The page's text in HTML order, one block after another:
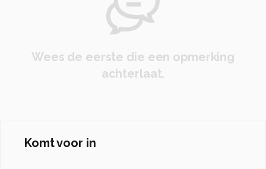
Wees de eerste die een opmerking
achterlaat.
Komt voor in